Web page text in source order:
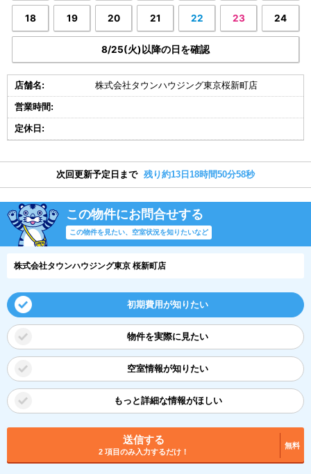
18 19 20 21 22 23 24
8/25(火)以降の日を確認
店舗名: 株式会社タウンハウジング東京桜新町店
営業時間:
定休日:
次回更新予定日まで 残り約13日18時間50分58秒
この物件にお問合せする
この物件を見たい、空室状況を知りたいなど
株式会社タウンハウジング東京 桜新町店
初期費用が知りたい
物件を実際に見たい
空室情報が知りたい
もっと詳細な情報がほしい
送信する
2 項目のみ入力するだけ！
無料